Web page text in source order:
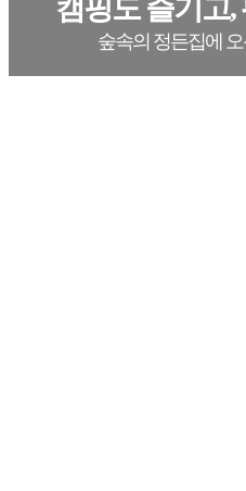
캠핑도 즐기고
숲속의 정든집에